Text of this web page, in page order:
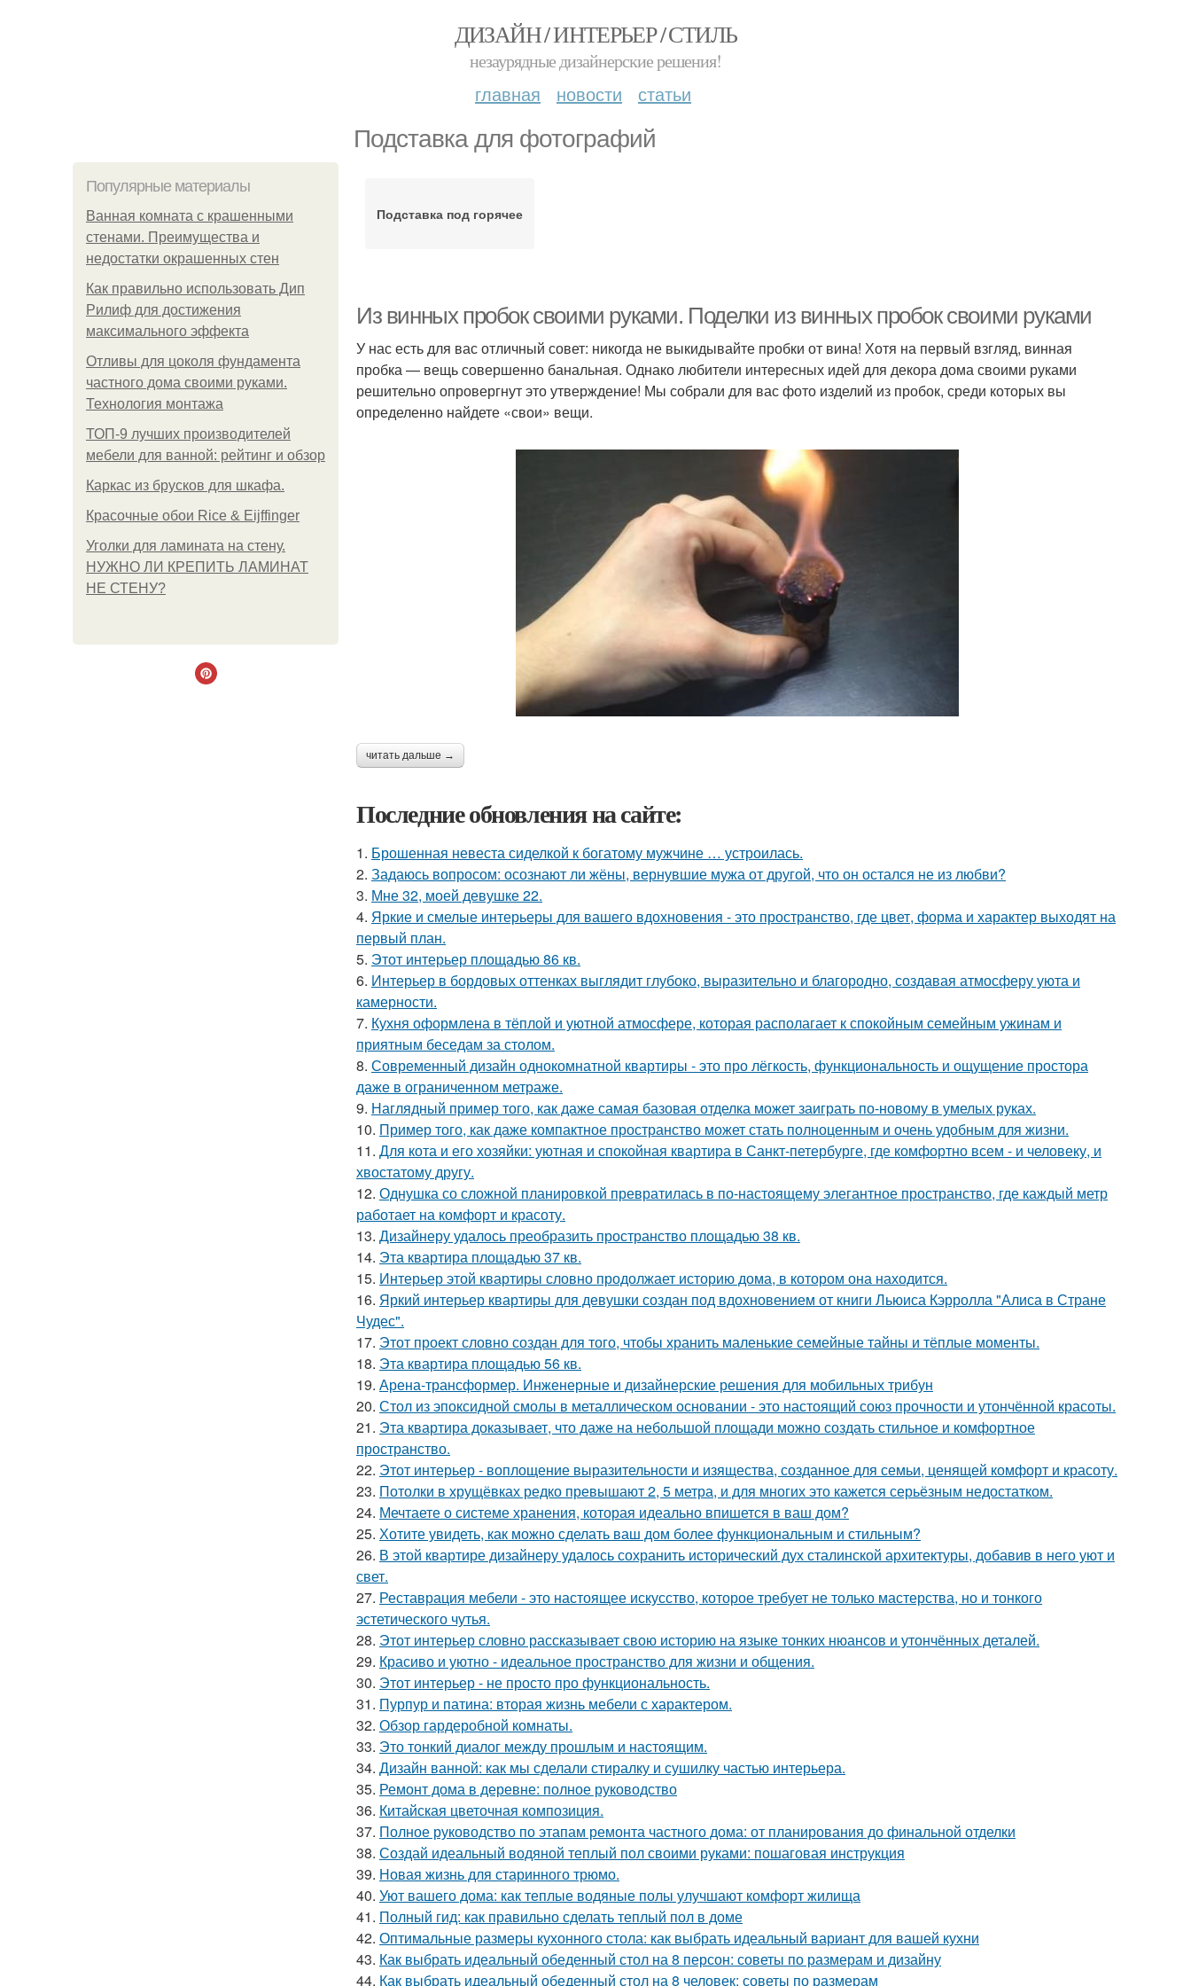
ДИЗАЙН / ИНТЕРЬЕР / СТИЛЬ
незаурядные дизайнерские решения!
главная новости статьи
Подставка для фотографий
Популярные материалы
Ванная комната с крашенными
стенами. Преимущества и
недостатки окрашенных стен
Как правильно использовать Дип
Рилиф для достижения
максимального эффекта
Отливы для цоколя фундамента
частного дома своими руками.
Технология монтажа
ТОП-9 лучших производителей
мебели для ванной: рейтинг и обзор
Каркас из брусков для шкафа.
Красочные обои Rice & Eijffinger
Уголки для ламината на стену.
НУЖНО ЛИ КРЕПИТЬ ЛАМИНАТ
НЕ СТЕНУ?
Подставка под горячее
Из винных пробок своими руками. Поделки из винных пробок своими руками
У нас есть для вас отличный совет: никогда не выкидывайте пробки от вина! Хотя на первый взгляд, винная
пробка — вещь совершенно банальная. Однако любители интересных идей для декора дома своими руками
решительно опровергнут это утверждение! Мы собрали для вас фото изделий из пробок, среди которых вы
определенно найдете «свои» вещи.
читать дальше →
Последние обновления на сайте:
1. Брошенная невеста сиделкой к богатому мужчине … устроилась.
2. Задаюсь вопросом: осознают ли жёны, вернувшие мужа от другой, что он остался не из любви?
3. Мне 32, моей девушке 22.
4. Яркие и смелые интерьеры для вашего вдохновения - это пространство, где цвет, форма и характер выходят на
первый план.
5. Этот интерьер площадью 86 кв.
6. Интерьер в бордовых оттенках выглядит глубоко, выразительно и благородно, создавая атмосферу уюта и
камерности.
7. Кухня оформлена в тёплой и уютной атмосфере, которая располагает к спокойным семейным ужинам и
приятным беседам за столом.
8. Современный дизайн однокомнатной квартиры - это про лёгкость, функциональность и ощущение простора
даже в ограниченном метраже.
9. Наглядный пример того, как даже самая базовая отделка может заиграть по-новому в умелых руках.
10. Пример того, как даже компактное пространство может стать полноценным и очень удобным для жизни.
11. Для кота и его хозяйки: уютная и спокойная квартира в Санкт-петербурге, где комфортно всем - и человеку, и
хвостатому другу.
12. Однушка со сложной планировкой превратилась в по-настоящему элегантное пространство, где каждый метр
работает на комфорт и красоту.
13. Дизайнеру удалось преобразить пространство площадью 38 кв.
14. Эта квартира площадью 37 кв.
15. Интерьер этой квартиры словно продолжает историю дома, в котором она находится.
16. Яркий интерьер квартиры для девушки создан под вдохновением от книги Льюиса Кэрролла "Алиса в Стране
Чудес".
17. Этот проект словно создан для того, чтобы хранить маленькие семейные тайны и тёплые моменты.
18. Эта квартира площадью 56 кв.
19. Арена-трансформер. Инженерные и дизайнерские решения для мобильных трибун
20. Стол из эпоксидной смолы в металлическом основании - это настоящий союз прочности и утончённой красоты.
21. Эта квартира доказывает, что даже на небольшой площади можно создать стильное и комфортное
пространство.
22. Этот интерьер - воплощение выразительности и изящества, созданное для семьи, ценящей комфорт и красоту.
23. Потолки в хрущёвках редко превышают 2, 5 метра, и для многих это кажется серьёзным недостатком.
24. Мечтаете о системе хранения, которая идеально впишется в ваш дом?
25. Хотите увидеть, как можно сделать ваш дом более функциональным и стильным?
26. В этой квартире дизайнеру удалось сохранить исторический дух сталинской архитектуры, добавив в него уют и
свет.
27. Реставрация мебели - это настоящее искусство, которое требует не только мастерства, но и тонкого
эстетического чутья.
28. Этот интерьер словно рассказывает свою историю на языке тонких нюансов и утончённых деталей.
29. Красиво и уютно - идеальное пространство для жизни и общения.
30. Этот интерьер - не просто про функциональность.
31. Пурпур и патина: вторая жизнь мебели с характером.
32. Обзор гардеробной комнаты.
33. Это тонкий диалог между прошлым и настоящим.
34. Дизайн ванной: как мы сделали стиралку и сушилку частью интерьера.
35. Ремонт дома в деревне: полное руководство
36. Китайская цветочная композиция.
37. Полное руководство по этапам ремонта частного дома: от планирования до финальной отделки
38. Создай идеальный водяной теплый пол своими руками: пошаговая инструкция
39. Новая жизнь для старинного трюмо.
40. Уют вашего дома: как теплые водяные полы улучшают комфорт жилища
41. Полный гид: как правильно сделать теплый пол в доме
42. Оптимальные размеры кухонного стола: как выбрать идеальный вариант для вашей кухни
43. Как выбрать идеальный обеденный стол на 8 персон: советы по размерам и дизайну
44. Как выбрать идеальный обеденный стол на 8 человек: советы по размерам